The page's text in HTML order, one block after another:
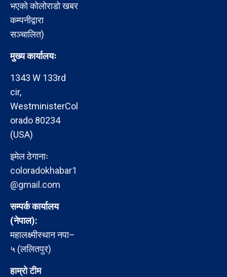
भएको कोलोराडो खबर
कम्पनीद्वारा
सञ्चालित)
मुख्य कार्यालयः
1343 W 133rd
cir,
WestministerCol
orado 80234
(USA)
इमेल ठेगानाः
coloradokhabar1
@gmail.com
सम्पर्क कार्यालय
(नेपाल):
महालक्ष्मीस्थान नपा–
५ (ललितपुर)
हाम्रो टीम